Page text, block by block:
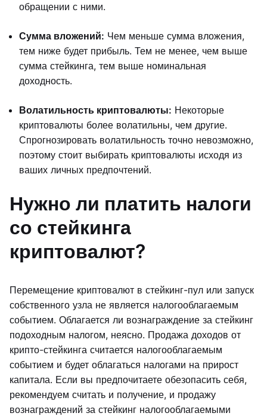
обращении с ними.
Сумма вложений: Чем меньше сумма вложения,
тем ниже будет прибыль. Тем не менее, чем выше
сумма стейкинга, тем выше номинальная
доходность.
Волатильность криптовалюты: Некоторые
криптовалюты более волатильны, чем другие.
Спрогнозировать волатильность точно невозможно,
поэтому стоит выбирать криптовалюты исходя из
ваших личных предпочтений.
Нужно ли платить налоги
со стейкинга
криптовалют?
Перемещение криптовалют в стейкинг-пул или запуск
собственного узла не является налогооблагаемым
событием. Облагается ли вознаграждение за стейкинг
подоходным налогом, неясно. Продажа доходов от
крипто-стейкинга считается налогооблагаемым
событием и будет облагаться налогами на прирост
капитала. Если вы предпочитаете обезопасить себя,
рекомендуем считать и получение, и продажу
вознаграждений за стейкинг налогооблагаемыми